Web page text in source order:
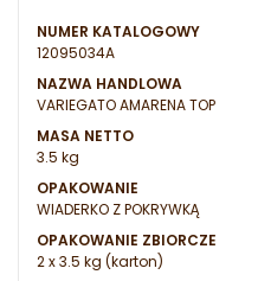
NUMER KATALOGOWY
12095034A
NAZWA HANDLOWA
VARIEGATO AMARENA TOP
MASA NETTO
3.5 kg
OPAKOWANIE
WIADERKO Z POKRYWKĄ
OPAKOWANIE ZBIORCZE
2 x 3.5 kg (karton)